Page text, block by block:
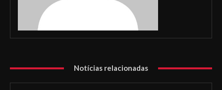
Notícias relacionadas